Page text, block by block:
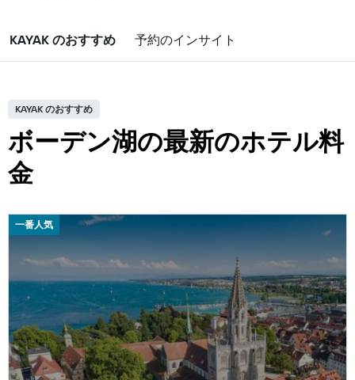
KAYAK のおすすめ 予約のインサイト
KAYAK のおすすめ
ボーデン湖の最新のホテル料
金
一番人気